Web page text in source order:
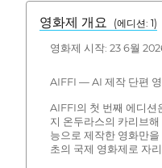
영화제 개요 (에디션: 1)
영화제 시작: 23 6월
AIFFI — AI 제작 단편
AIFFI의 첫 번째 에디션
지 온두라스의 카리브
능으로 제작한 영화만
초의 국제 영화제로 자